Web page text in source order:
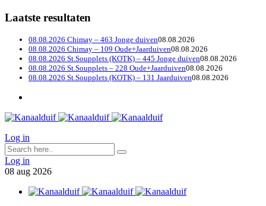
Laatste resultaten
08.08.2026 Chimay – 463 Jonge duiven08.08.2026
08.08.2026 Chimay – 109 Oude+Jaarduiven08.08.2026
08.08.2026 St.Soupplets (KOTK) – 445 Jonge duiven08.08.2026
08.08.2026 St.Soupplets – 228 Oude+Jaarduiven08.08.2026
08.08.2026 St.Soupplets (KOTK) – 131 Jaarduiven08.08.2026
Log in
Log in
08 aug 2026